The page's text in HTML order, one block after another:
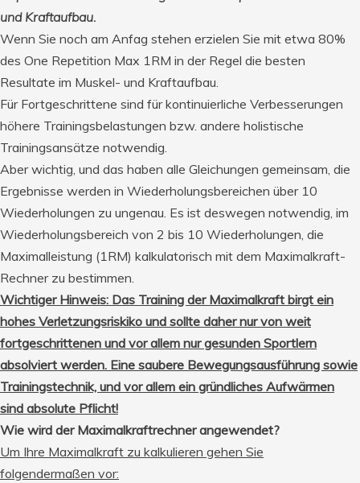
und Kraftaufbau.
Wenn Sie noch am Anfag stehen erzielen Sie mit etwa 80%
des One Repetition Max 1RM in der Regel die besten
Resultate im Muskel- und Kraftaufbau.
Für Fortgeschrittene sind für kontinuierliche Verbesserungen
höhere Trainingsbelastungen bzw. andere holistische
Trainingsansätze notwendig.
Aber wichtig, und das haben alle Gleichungen gemeinsam, die
Ergebnisse werden in Wiederholungsbereichen über 10
Wiederholungen zu ungenau. Es ist deswegen notwendig, im
Wiederholungsbereich von 2 bis 10 Wiederholungen, die
Maximalleistung (1RM) kalkulatorisch mit dem Maximalkraft-
Rechner zu bestimmen.
Wichtiger Hinweis: Das Training der Maximalkraft birgt ein
hohes Verletzungsriskiko und sollte daher nur von weit
fortgeschrittenen und vor allem nur gesunden Sportlern
absolviert werden. Eine saubere Bewegungsausführung sowie
Trainingstechnik, und vor allem ein gründliches Aufwärmen
sind absolute Pflicht!
Wie wird der Maximalkraftrechner angewendet?
Um Ihre Maximalkraft zu kalkulieren gehen Sie
folgendermaßen vor: